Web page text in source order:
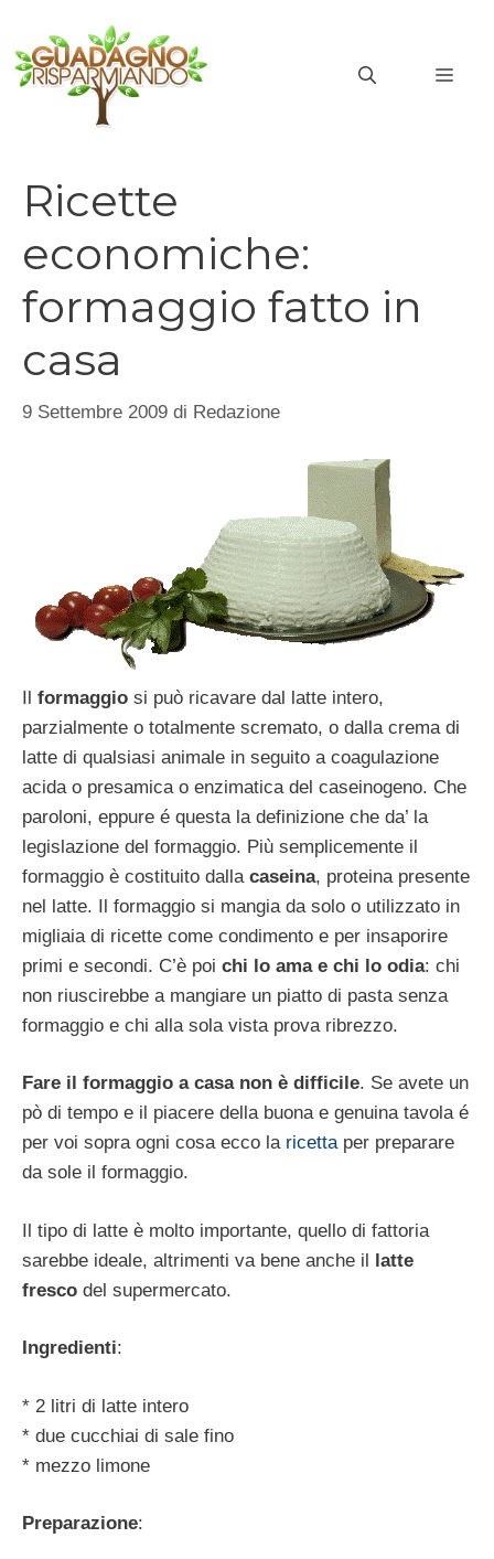
contenuto
Ricette
economiche:
formaggio fatto in
casa
9 Settembre 2009 di Redazione
Il formaggio si può ricavare dal latte intero,
parzialmente o totalmente scremato, o dalla crema di
latte di qualsiasi animale in seguito a coagulazione
acida o presamica o enzimatica del caseinogeno. Che
paroloni, eppure é questa la definizione che da’ la
legislazione del formaggio. Più semplicemente il
formaggio è costituito dalla caseina, proteina presente
nel latte. Il formaggio si mangia da solo o utilizzato in
migliaia di ricette come condimento e per insaporire
primi e secondi. C’è poi chi lo ama e chi lo odia: chi
non riuscirebbe a mangiare un piatto di pasta senza
formaggio e chi alla sola vista prova ribrezzo.
Fare il formaggio a casa non è difficile. Se avete un
pò di tempo e il piacere della buona e genuina tavola é
per voi sopra ogni cosa ecco la ricettaper preparare
da sole il formaggio.
Il tipo di latte è molto importante, quello di fattoria
sarebbe ideale, altrimenti va bene anche il latte
fresco del supermercato.
Ingredienti:
* 2 litri di latte intero
* due cucchiai di sale fino
* mezzo limone
Preparazione: